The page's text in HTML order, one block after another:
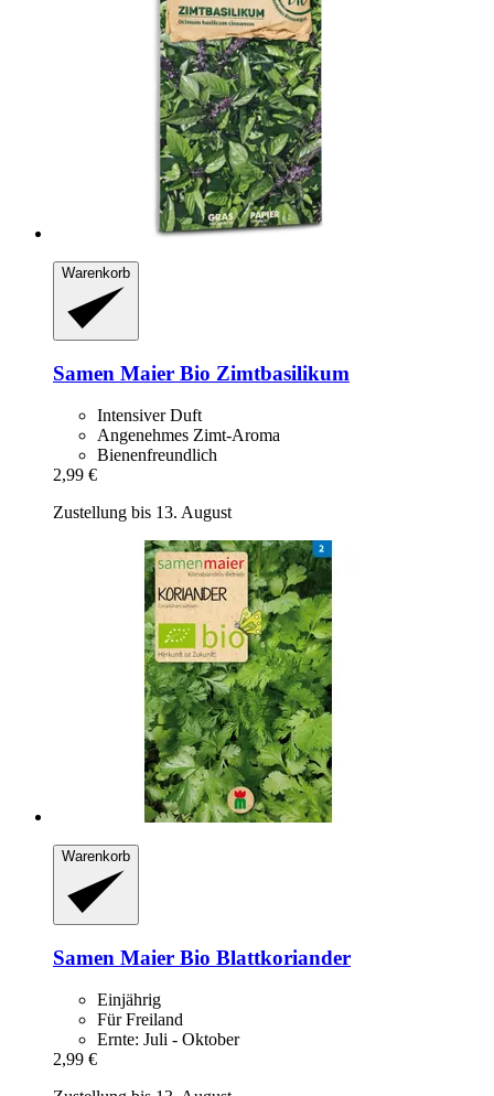
Warenkorb
Samen Maier Bio Zimtbasilikum
Intensiver Duft
Angenehmes Zimt-Aroma
Bienenfreundlich
2,99 €
Zustellung bis 13. August
Warenkorb
Samen Maier Bio Blattkoriander
Einjährig
Für Freiland
Ernte: Juli - Oktober
2,99 €